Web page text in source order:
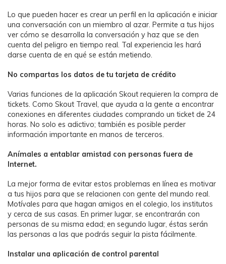
Lo que pueden hacer es crear un perfil en la aplicación e iniciar
una conversación con un miembro al azar. Permite a tus hijos
ver cómo se desarrolla la conversación y haz que se den
cuenta del peligro en tiempo real. Tal experiencia les hará
darse cuenta de en qué se están metiendo.
󠀰No compartas los datos de tu tarjeta de crédito
Varias funciones de la aplicación Skout requieren la compra de
tickets. Como Skout Travel, que ayuda a la gente a encontrar
conexiones en diferentes ciudades comprando un ticket de 24
horas. No solo es adictivo; también es posible perder
información importante en manos de terceros.
Anímales a entablar amistad con personas fuera de
Internet.
La mejor forma de evitar estos problemas en línea es motivar
a tus hijos para que se relacionen con gente del mundo real.
Motívales para que hagan amigos en el colegio, los institutos
y cerca de sus casas. En primer lugar, se encontrarán con
personas de su misma edad; en segundo lugar, éstas serán
las personas a las que podrás seguir la pista fácilmente.
Instalar una aplicación de control parental